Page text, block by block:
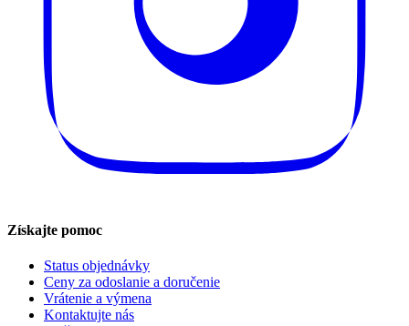
Získajte pomoc
Status objednávky
Ceny za odoslanie a doručenie
Vrátenie a výmena
Kontaktujte nás